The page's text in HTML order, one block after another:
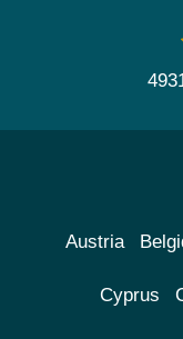
Austria
Cyprus